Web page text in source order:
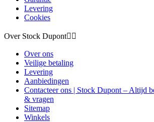
Levering
Cookies
Over Stock Dupont 
Over ons
Veilige betaling
Levering
Aanbiedingen
Contacteer ons | Stock Dupont – Altijd
& vragen
Sitemap
Winkels